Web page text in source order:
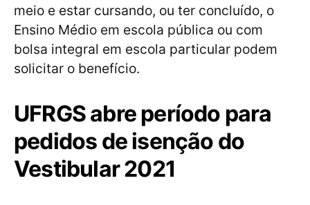
meio e estar cursando, ou ter concluído, o
Ensino Médio em escola pública ou com
bolsa integral em escola particular podem
solicitar o benefício.
UFRGS abre período para
pedidos de isenção do
Vestibular 2021